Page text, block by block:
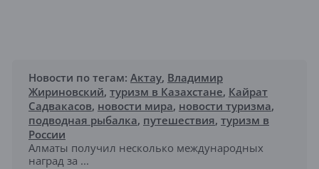
Новости по тегам: Актау, Владимир
Жириновский, туризм в Казахстане, Кайрат
Садвакасов, новости мира, новости туризма,
подводная рыбалка, путешествия, туризм в
России
Алматы получил несколько международных
наград за ...